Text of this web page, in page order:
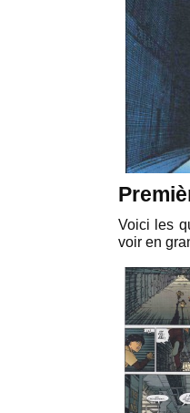
Voici les
voir en